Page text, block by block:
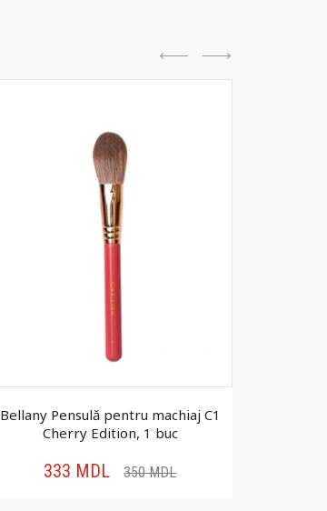
Bellany Pensulă pentru machiaj C1
Cherry Edition, 1 buc
333 MDL 350MDL